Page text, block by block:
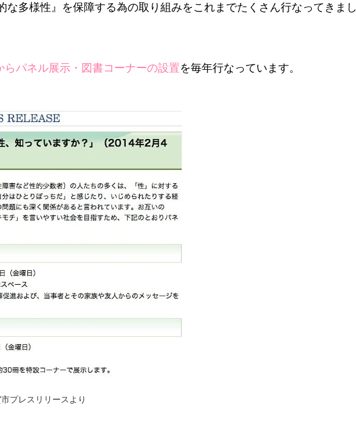
な多様性』を保障する為の取り組みをこれまでたくさん行なってきまし
らパネル展示・図書コーナーの設置を毎年行なっています。
プレスリリースより